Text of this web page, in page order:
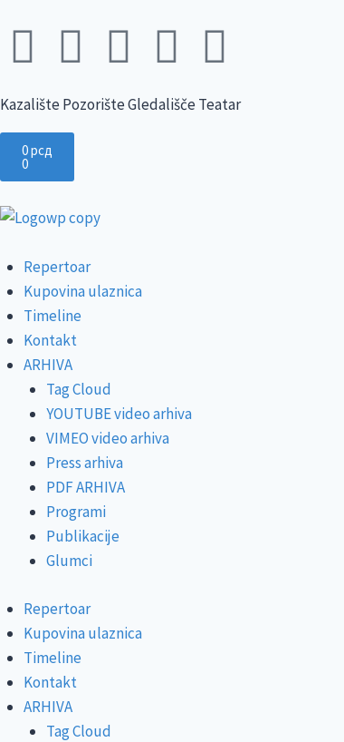
Kazalište Pozorište Gledališče Teatar
0рсд
0
Repertoar
Kupovina ulaznica
Timeline
Kontakt
ARHIVA
Tag Cloud
YOUTUBE video arhiva
VIMEO video arhiva
Press arhiva
PDF ARHIVA
Programi
Publikacije
Glumci
Repertoar
Kupovina ulaznica
Timeline
Kontakt
ARHIVA
Tag Cloud